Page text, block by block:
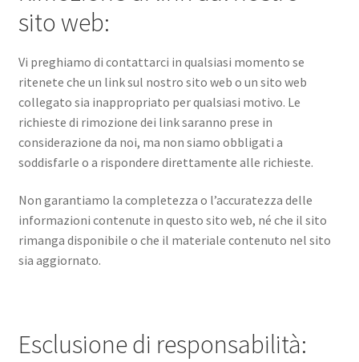
sito web:
Vi preghiamo di contattarci in qualsiasi momento se
ritenete che un link sul nostro sito web o un sito web
collegato sia inappropriato per qualsiasi motivo. Le
richieste di rimozione dei link saranno prese in
considerazione da noi, ma non siamo obbligati a
soddisfarle o a rispondere direttamente alle richieste.
Non garantiamo la completezza o l’accuratezza delle
informazioni contenute in questo sito web, né che il sito
rimanga disponibile o che il materiale contenuto nel sito
sia aggiornato.
Esclusione di responsabilità: